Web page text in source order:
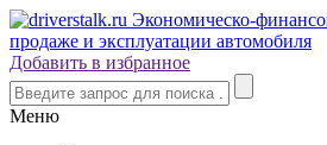
Добавить в избранное
Меню